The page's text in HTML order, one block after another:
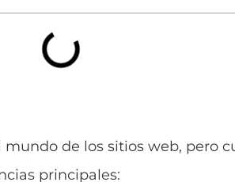
mundo de los sitios web, pero
principales: